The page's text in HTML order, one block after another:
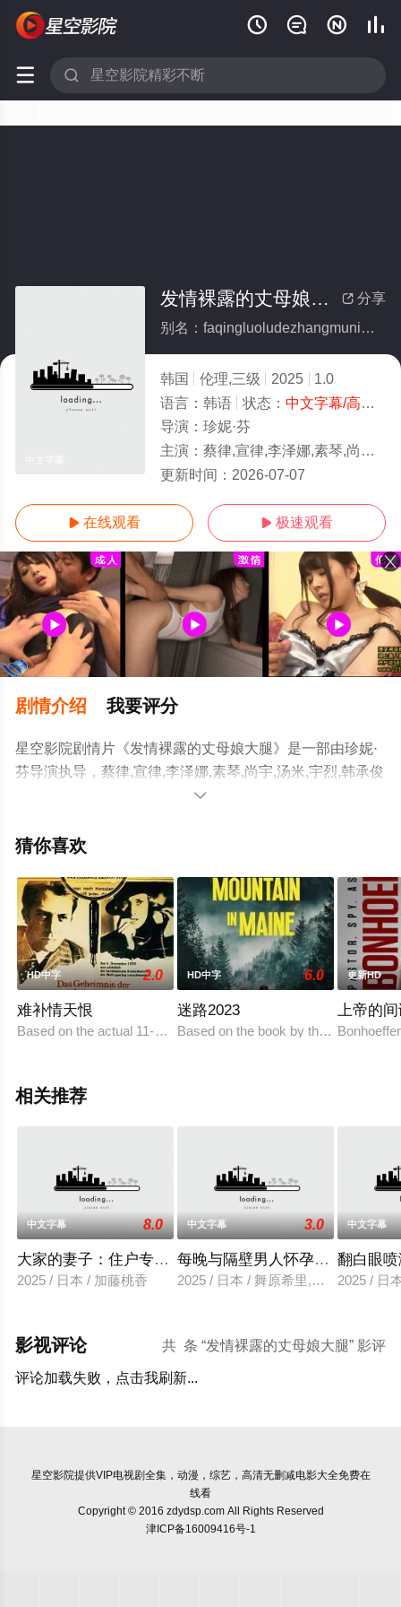
   
 
 分享
发情裸露的丈母娘大腿
别名：faqingluoludezhangmuniangdatui
韩国 伦理,三级 2025
1.0
语言： 韩语 状态： 中文字幕/高清
导演： 珍妮·芬
主演： 蔡律,宣律,李泽娜,素琴,尚宇,汤米,宇烈,韩承俊
更新时间： 2026-07-07
 在线观看  极速观看
剧情介绍 我要评分
星空影院剧情片《发情裸露的丈母娘大腿》是一部由珍妮·
芬导演执导，蔡律,宣律,李泽娜,素琴,尚宇,汤米,宇烈,韩承俊
等演员精彩演绎的韩国电影，手机免费观看高清未删减完
瓣电影、电视猫或剧情网等平台了解。

猜你喜欢
HD中字 2.0
难补情天恨
Based on the actual 11-day disappearance of famed mystery
HD中字 6.0
迷路2023
Based on the book by the same
更新HD
上帝的
相关推荐
中文字幕 8.0
大家的妻子：住户专用洞口
2025 / 日本 / 加藤桃香
中文字幕 3.0
每晚与隔壁男人怀孕性爱
2025 / 日本 / 舞原希里,佐川金二
中文字幕
翻白眼
2025 / 日
共 条 “发情裸露的丈母娘大腿” 影评
影视评论
评论加载失败，点击我刷新...
星空影院提供VIP电视剧全集，动漫，综艺，高清无删减电影大全免费在
线看
Copyright © 2016 zdydsp.com All Rights Reserved
津ICP备16009416号-1